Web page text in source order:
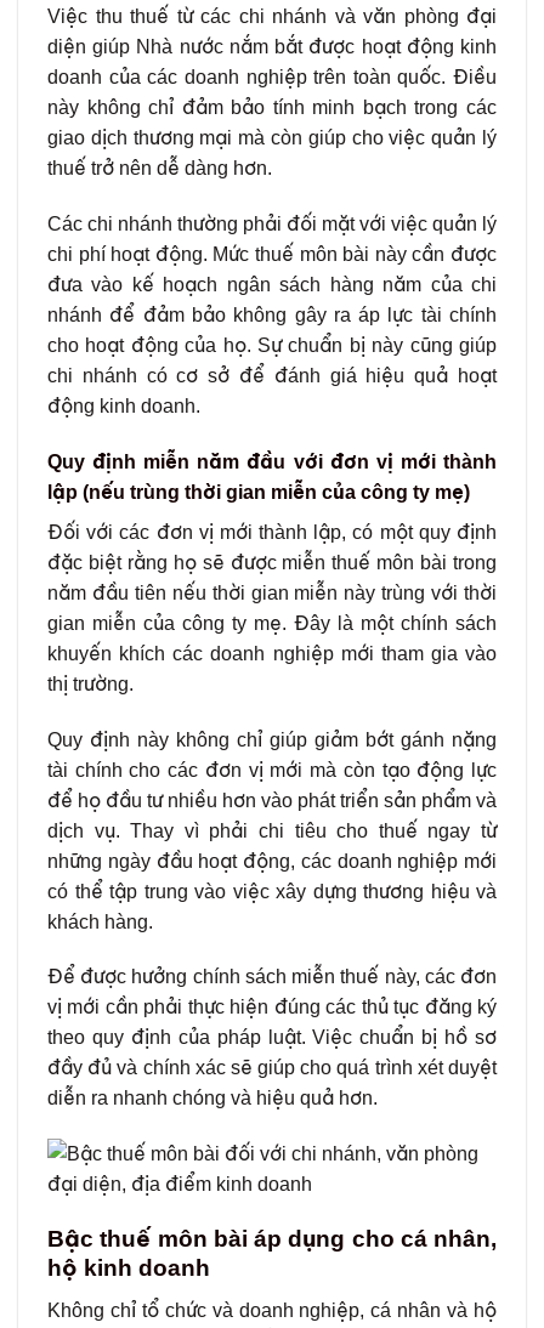
Việc thu thuế từ các chi nhánh và văn phòng đại
diện giúp Nhà nước nắm bắt được hoạt động kinh
doanh của các doanh nghiệp trên toàn quốc. Điều
này không chỉ đảm bảo tính minh bạch trong các
giao dịch thương mại mà còn giúp cho việc quản lý
thuế trở nên dễ dàng hơn.
Các chi nhánh thường phải đối mặt với việc quản lý
chi phí hoạt động. Mức thuế môn bài này cần được
đưa vào kế hoạch ngân sách hàng năm của chi
nhánh để đảm bảo không gây ra áp lực tài chính
cho hoạt động của họ. Sự chuẩn bị này cũng giúp
chi nhánh có cơ sở để đánh giá hiệu quả hoạt
động kinh doanh.
Quy định miễn năm đầu với đơn vị mới thành
lập (nếu trùng thời gian miễn của công ty mẹ)
Đối với các đơn vị mới thành lập, có một quy định
đặc biệt rằng họ sẽ được miễn thuế môn bài trong
năm đầu tiên nếu thời gian miễn này trùng với thời
gian miễn của công ty mẹ. Đây là một chính sách
khuyến khích các doanh nghiệp mới tham gia vào
thị trường.
Quy định này không chỉ giúp giảm bớt gánh nặng
tài chính cho các đơn vị mới mà còn tạo động lực
để họ đầu tư nhiều hơn vào phát triển sản phẩm và
dịch vụ. Thay vì phải chi tiêu cho thuế ngay từ
những ngày đầu hoạt động, các doanh nghiệp mới
có thể tập trung vào việc xây dựng thương hiệu và
khách hàng.
Để được hưởng chính sách miễn thuế này, các đơn
vị mới cần phải thực hiện đúng các thủ tục đăng ký
theo quy định của pháp luật. Việc chuẩn bị hồ sơ
đầy đủ và chính xác sẽ giúp cho quá trình xét duyệt
diễn ra nhanh chóng và hiệu quả hơn.
Bậc thuế môn bài áp dụng cho cá nhân,
hộ kinh doanh
Không chỉ tổ chức và doanh nghiệp, cá nhân và hộ